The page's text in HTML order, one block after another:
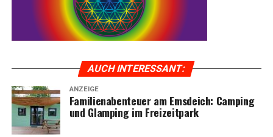
AUCH INTER­ES­SANT:
ANZEIGE
Fami­li­en­aben­teu­er am Ems­deich: Cam­ping
und Glam­ping im Freizeitpark